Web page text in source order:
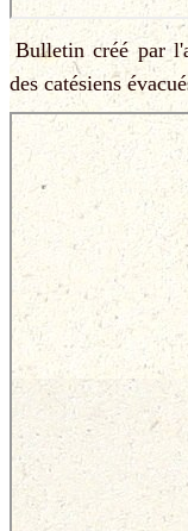
Bulletin créé par
des catésiens